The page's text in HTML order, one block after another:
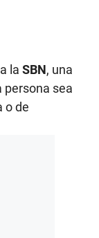
la SBN, una
persona sea
o de